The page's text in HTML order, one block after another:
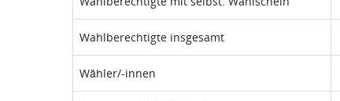
Wahlberechtigte insgesamt
Wähler/-innen